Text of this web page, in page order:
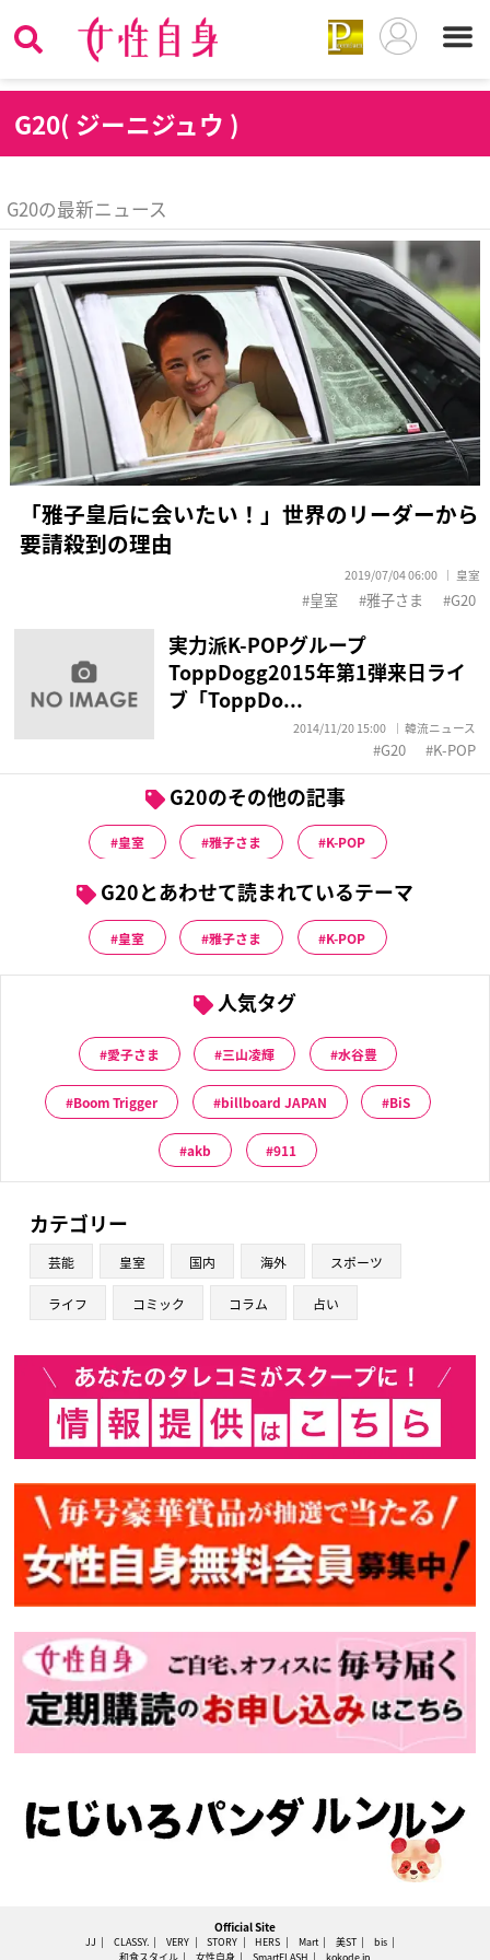
G20( ジーニジュウ )
G20の最新ニュース
「雅子皇后に会いたい！」世界のリーダーから
要請殺到の理由
2019/07/04 06:00 皇室
皇室 雅子さま G20
実力派K-POPグループ
ToppDogg2015年第1弾来日ライ
ブ「ToppDo...
2014/11/20 15:00 韓流ニュース
G20 K-POP
G20のその他の記事
皇室 雅子さま K-POP
G20とあわせて読まれているテーマ
皇室 雅子さま K-POP
人気タグ
愛子さま 三山凌輝 水谷豊
Boom Trigger billboard JAPAN BiS
akb 911
カテゴリー
芸能 皇室 国内 海外 スポーツ
ライフ コミック コラム 占い
Official Site
JJ CLASSY. VERY STORY HERS Mart 美ST
bis